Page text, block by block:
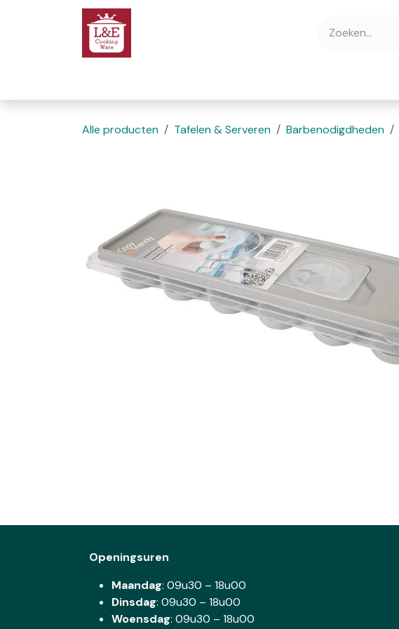
Overslaan naar inhoud
Alle producten Tafelen & Serveren Barbenodigdheden
Openingsuren
Maandag: 09u30 – 18u00
Dinsdag: 09u30 – 18u00
Woensdag: 09u30 – 18u00